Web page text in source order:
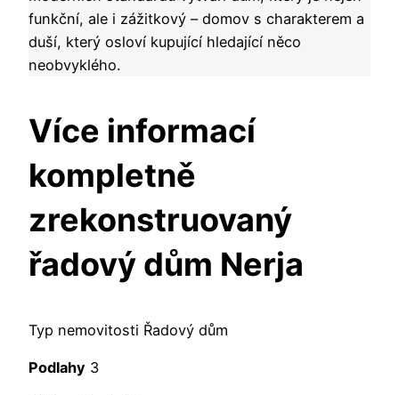
funkční, ale i zážitkový – domov s charakterem a
duší, který osloví kupující hledající něco
neobvyklého.
Více informací
kompletně
zrekonstruovaný
řadový dům Nerja
Typ nemovitosti Řadový dům
Podlahy 3